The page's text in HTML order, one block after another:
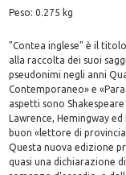
Peso: 0.275 kg
"Contea inglese" è il
alla raccolta dei suoi
pseudonimi negli anni
Contemporaneo» e
aspetti sono
Lawrence, Hemingway
buon «lettore di
Questa nuova edizione
quasi una dichiarazione